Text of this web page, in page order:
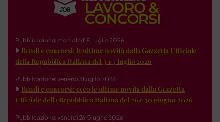
Pubblicazione: mercoledì 8 Luglio 2026
Bandi e concorsi: le ultime novità dalla Gazzetta Ufficiale
della Repubblica Italiana del 3 e 7 luglio 2026
Pubblicazione: venerdì 3 Luglio 2026
Bandi e concorsi: ecco le ultime novità dalla Gazzetta
Ufficiale della Repubblica Italiana del 26 e 30 giugno 2026
Pubblicazione: venerdì 26 Giugno 2026